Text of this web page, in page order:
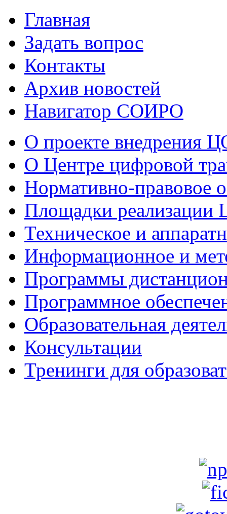
Главная
Задать вопрос
Контакты
Архив новостей
Навигатор СОИРО
О проекте внедрения
О Центре цифровой
Нормативно-правовое
Площадки реализации
Техническое и
Информационное и
Программы
Программное
Образовательная
Консультации
Тренинги для